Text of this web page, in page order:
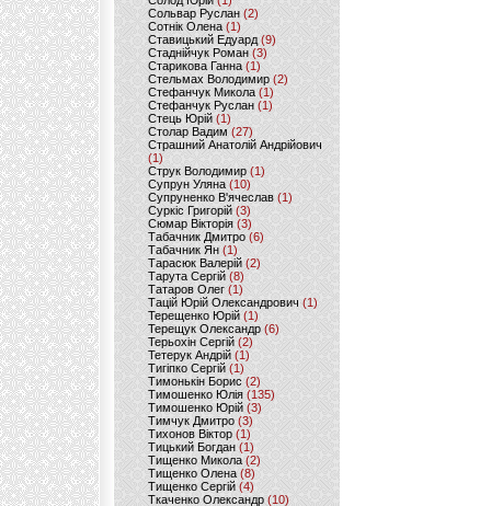
Сольвар Руслан (2)
Сотнік Олена(1)
Ставицький Едуард (9)
Стаднійчук Роман(3)
Старикова Ганна (1)
Стельмах Володимир(2)
Стефанчук Микола (1)
Стефанчук Руслан (1)
Стець Юрій (1)
Столар Вадим(27)
Страшний Анатолій Андрійович
(1)
Струк Володимир (1)
Супрун Уляна (10)
Супруненко В'ячеслав (1)
Суркіс Григорій (3)
Сюмар Вікторія (3)
Табачник Дмитро (6)
Табачник Ян(1)
Тарасюк Валерій (2)
Тарута Сергій (8)
Татаров Олег(1)
Тацій Юрій Олександрович(1)
Терещенко Юрій(1)
Терещук Олександр(6)
Терьохін Сергій (2)
Тетерук Андрій (1)
Тигіпко Сергій(1)
Тимонькін Борис (2)
Тимошенко Юлія (135)
Тимошенко Юрій(3)
Тимчук Дмитро (3)
Тихонов Віктор (1)
Тицький Богдан (1)
Тищенко Микола (2)
Тищенко Олена (8)
Тищенко Сергій (4)
Ткаченко Олександр (10)